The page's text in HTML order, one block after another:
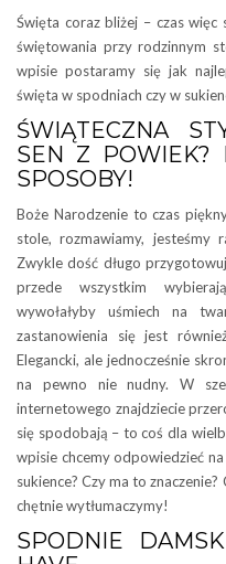
Święta coraz bliżej – czas
świętowania przy rodzinnym
wpisie postaramy się jak
święta w spodniach czy w
ŚWIĄTECZNA
SEN Z POWIEK?
SPOSOBY!
Boże Narodzenie to czas
stole, rozmawiamy, jesteśmy
Zwykle dość długo
przede wszystkim
wywołałyby uśmiech na
zastanowienia się jest
Elegancki, ale jednocześnie
na pewno nie nudny. W
internetowego znajdziecie
się spodobają – to coś dla
wpisie chcemy odpowiedzieć
sukience? Czy ma to
chętnie wytłumaczymy!
SPODNIE